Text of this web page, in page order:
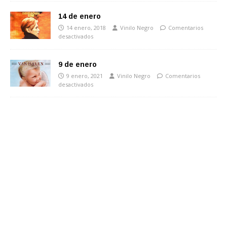
14 de enero
14 enero, 2018 Vinilo Negro
Comentarios
desactivados
9 de enero
9 enero, 2021 Vinilo Negro
Comentarios
desactivados